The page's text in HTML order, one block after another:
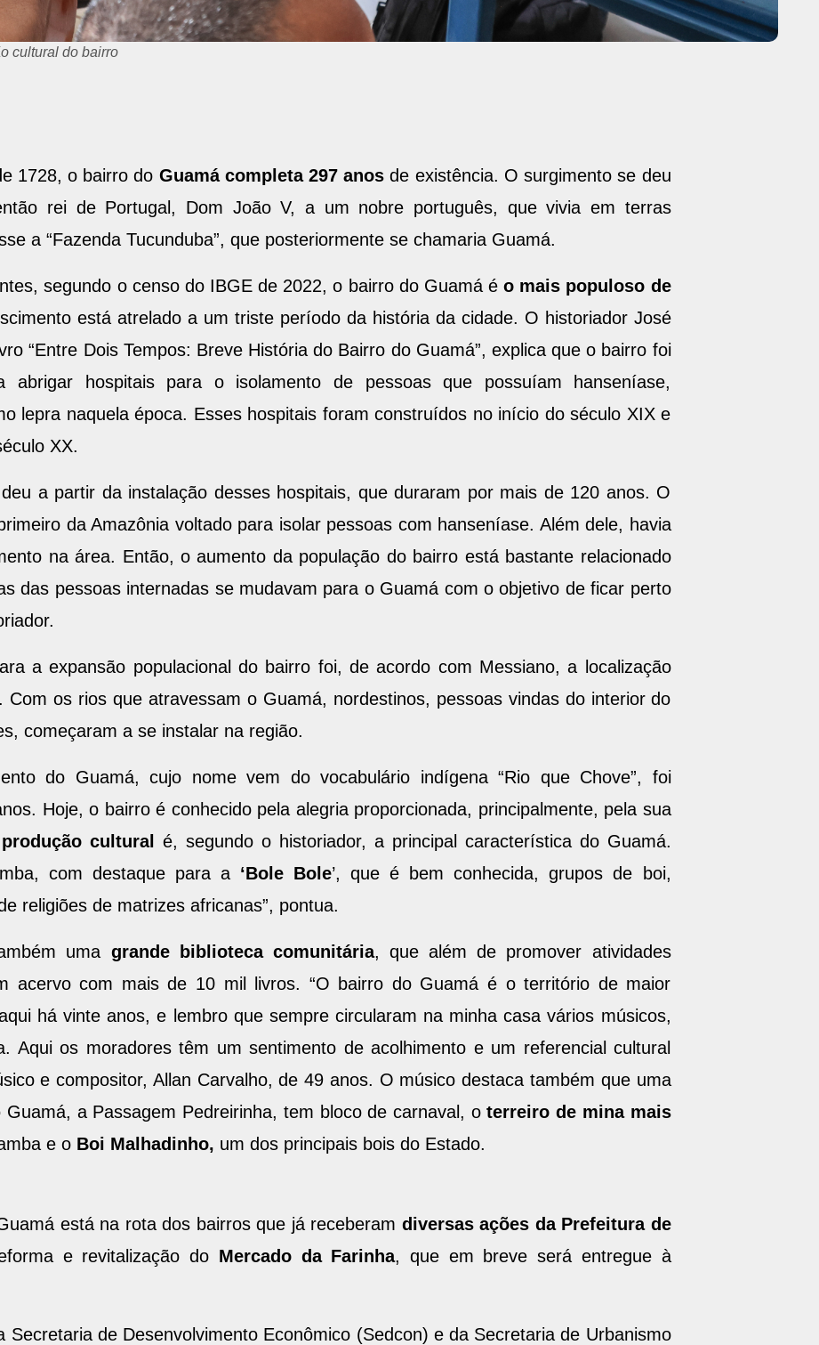
cultural do bairro
1728, o bairro do Guamá completa 297 anos de existência. O surgimento se deu
rei de Portugal, Dom João V, a um nobre português, que vivia em terras
a “Fazenda Tucunduba”, que posteriormente se chamaria Guamá.
segundo o censo do IBGE de 2022, o bairro do Guamá éo mais populoso de
está atrelado a um triste período da história da cidade. O historiador José
“Entre Dois Tempos: Breve História do Bairro do Guamá”, explica que o bairro foi
abrigar hospitais para o isolamento de pessoas que possuíam hanseníase,
lepra naquela época. Esses hospitais foram construídos no início do século XIX e
XX.
a partir da instalação desses hospitais, que duraram por mais de 120 anos. O
da Amazônia voltado para isolar pessoas com hanseníase. Além dele, havia
na área. Então, o aumento da população do bairro está bastante relacionado
das pessoas internadas se mudavam para o Guamá com o objetivo de ficar perto
a expansão populacional do bairro foi, de acordo com Messiano, a localização
Com os rios que atravessam o Guamá, nordestinos, pessoas vindas do interior do
começaram a se instalar na região.
do Guamá, cujo nome vem do vocabulário indígena “Rio que Chove”, foi
Hoje, o bairro é conhecido pela alegria proporcionada, principalmente, pela sua
cultural
é, segundo o historiador, a principal característica do Guamá.
com destaque para a ‘Bole Bole’, que é bem conhecida, grupos de boi,
religiões de matrizes africanas”, pontua.
uma grande biblioteca comunitária, que além de promover atividades
acervo com mais de 10 mil livros. “O bairro do Guamá é o território de maior
há vinte anos, e lembro que sempre circularam na minha casa vários músicos,
Aqui os moradores têm um sentimento de acolhimento e um referencial cultural
e compositor, Allan Carvalho, de 49 anos. O músico destaca também que uma
Guamá, a Passagem Pedreirinha, tem bloco de carnaval, oterreiro de mina mais
e o Boi Malhadinho, um dos principais bois do Estado.
está na rota dos bairros que já receberam diversas ações da Prefeitura de
e revitalização do Mercado da Farinha, que em breve será entregue à
Secretaria de Desenvolvimento Econômico (Sedcon) e da Secretaria de Urbanismo